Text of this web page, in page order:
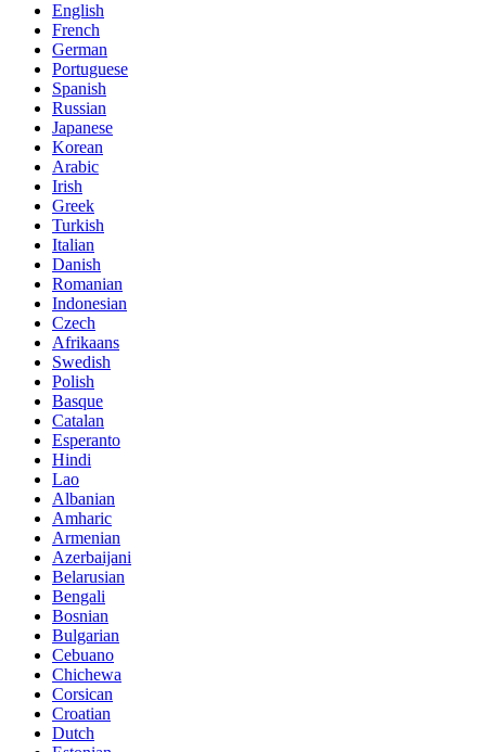
English
French
German
Portuguese
Spanish
Russian
Japanese
Korean
Arabic
Irish
Greek
Turkish
Italian
Danish
Romanian
Indonesian
Czech
Afrikaans
Swedish
Polish
Basque
Catalan
Esperanto
Hindi
Lao
Albanian
Amharic
Armenian
Azerbaijani
Belarusian
Bengali
Bosnian
Bulgarian
Cebuano
Chichewa
Corsican
Croatian
Dutch